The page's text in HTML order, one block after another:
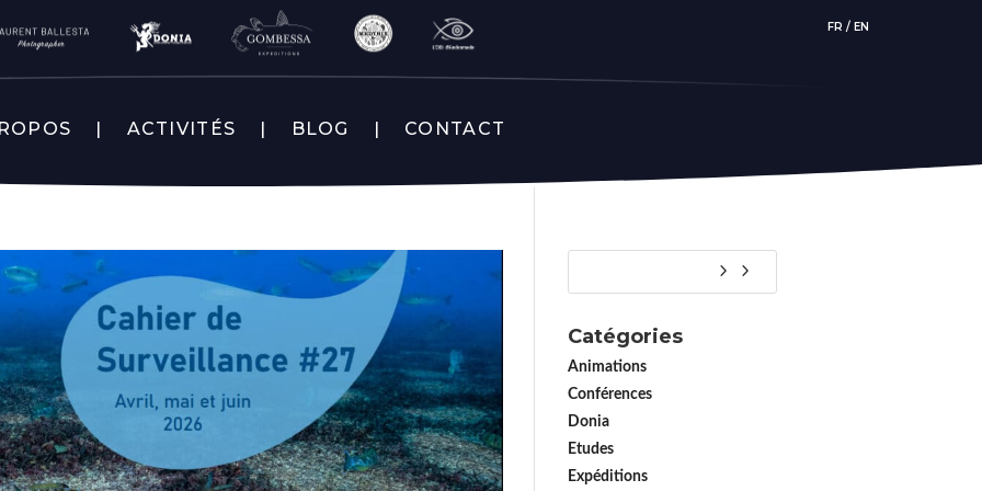
FR / EN
ACTIVITÉS BLOG CONTACT
Catégories
Animations
Conférences
Donia
Etudes
Expéditions